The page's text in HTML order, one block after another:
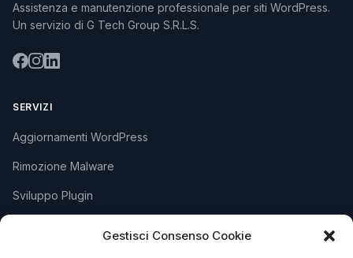
Gestisci Consenso Cookie
Assistenza e manutenzione professionale per siti WordPress.
Un servizio di G Tech Group S.R.L.S.
SERVIZI
Aggiornamenti WordPress
Rimozione Malware
Sviluppo Plugin